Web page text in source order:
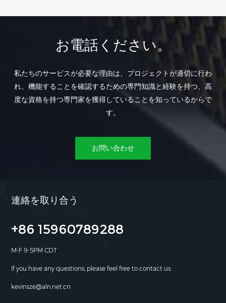
お電話ください。
私たちのサービスが必要な理由は、プロジェクトが適切に行わ
れ、機能することを確認するための専門知識と経験を持つ、高
度な資格を持つ専門家を獲得していることを知っているからで
す。
お問い合わせ
連絡を取り合う
+86 15960789288
M-F 9-5PM CDT
If you have any questions, please feel free to contact us.
kevinsze@aln.net.cn